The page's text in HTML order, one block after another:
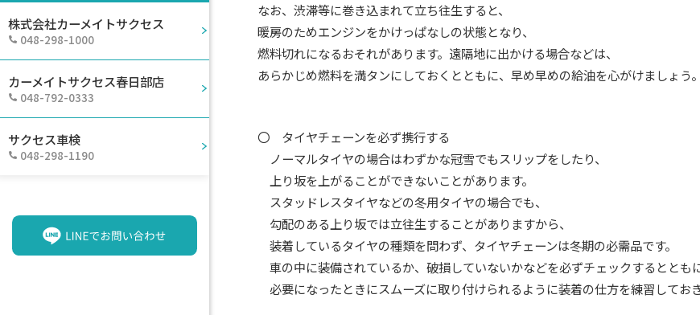
株式会社カーメイトサクセス
048-298-1000
カーメイトサクセス春日部店
048-792-0333
サクセス車検
048-298-1190
なお、渋滞等に巻き込まれて立ち往生すると、
暖房のためエンジンをかけっぱなしの状態となり、
燃料切れになるおそれがあります。遠隔地に出かける場合などは、
あらかじめ燃料を満タンにしておくとともに、早め早めの給油を心がけましょう。
〇 タイヤチェーンを必ず携行する
ノーマルタイヤの場合はわずかな冠雪でもスリップをしたり、
上り坂を上がることができないことがあります。
スタッドレスタイヤなどの冬用タイヤの場合でも、
勾配のある上り坂では立往生することがありますから、
装着しているタイヤの種類を問わず、タイヤチェーンは冬期の必需品です。
車の中に装備されているか、破損していないかなどを必ずチェックするとともに
必要になったときにスムーズに取り付けられるように装着の仕方を練習しておき